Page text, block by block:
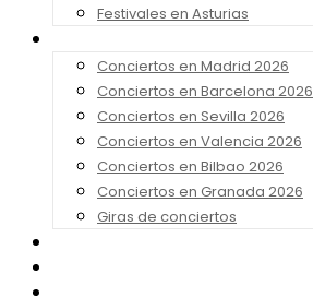
Festivales en Asturias
Conciertos en Madrid 2026
Conciertos en Barcelona 2026
Conciertos en Sevilla 2026
Conciertos en Valencia 2026
Conciertos en Bilbao 2026
Conciertos en Granada 2026
Giras de conciertos